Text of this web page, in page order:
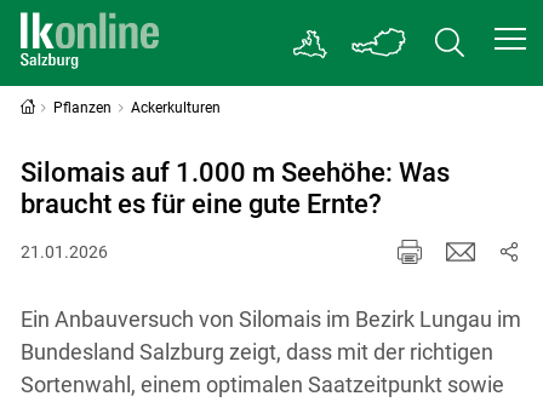
Pflanzen Ackerkulturen
Silomais auf 1.000 m Seehöhe: Was
braucht es für eine gute Ernte?
21.01.2026
Ein Anbauversuch von Silomais im Bezirk Lungau im
Bundesland Salzburg zeigt, dass mit der richtigen
Sortenwahl, einem optimalen Saatzeitpunkt sowie